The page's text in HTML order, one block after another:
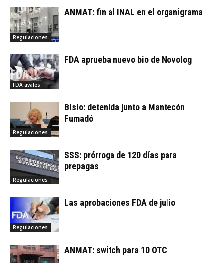
Regulaciones
ANMAT: fin al INAL en el organigrama
FDA avales
FDA aprueba nuevo bio de Novolog
Regulaciones
Bisio: detenida junto a Mantecón
Fumadó
Regulaciones
SSS: prórroga de 120 días para
prepagas
Regulaciones
Las aprobaciones FDA de julio
ANMAT: switch para 10 OTC